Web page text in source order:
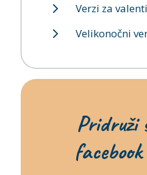
Verzi za
Velikonočni
Pridruži